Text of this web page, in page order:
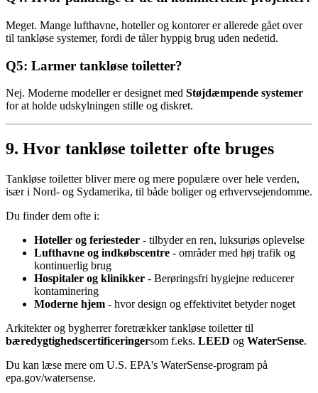
Meget. Mange lufthavne, hoteller og kontorer er allerede gået over
til tankløse systemer, fordi de tåler hyppig brug uden nedetid.
Q5: Larmer tankløse toiletter?
Nej. Moderne modeller er designet med Støjdæmpende systemer
for at holde udskylningen stille og diskret.
9. Hvor tankløse toiletter ofte bruges
Tankløse toiletter bliver mere og mere populære over hele verden,
især i Nord- og Sydamerika, til både boliger og erhvervsejendomme.
Du finder dem ofte i:
Hoteller og feriesteder - tilbyder en ren, luksuriøs oplevelse
Lufthavne og indkøbscentre - områder med høj trafik og
kontinuerlig brug
Hospitaler og klinikker - Berøringsfri hygiejne reducerer
kontaminering
Moderne hjem - hvor design og effektivitet betyder noget
Arkitekter og bygherrer foretrækker tankløse toiletter til
bæredygtighedscertificeringersom f.eks. LEED og WaterSense.
Du kan læse mere om U.S. EPA's WaterSense-program på
epa.gov/watersense.